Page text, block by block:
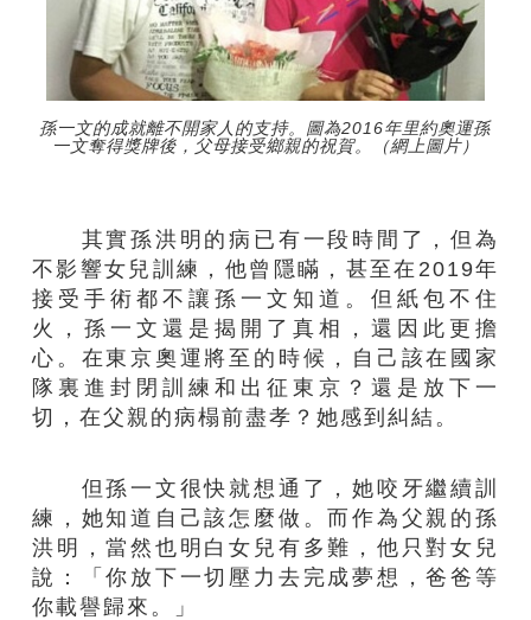
孫一文的成就離不開家人的支持。圖為2016年里約奧運孫
一文奪得獎牌後，父母接受鄉親的祝賀。（網上圖片）
其實孫洪明的病已有一段時間了，但為
不影響女兒訓練，他曾隱瞞，甚至在2019年
接受手術都不讓孫一文知道。但紙包不住
火，孫一文還是揭開了真相，還因此更擔
心。在東京奧運將至的時候，自己該在國家
隊裏進封閉訓練和出征東京？還是放下一
切，在父親的病榻前盡孝？她感到糾結。
但孫一文很快就想通了，她咬牙繼續訓
練，她知道自己該怎麼做。而作為父親的孫
洪明，當然也明白女兒有多難，他只對女兒
說：「你放下一切壓力去完成夢想，爸爸等
你載譽歸來。」